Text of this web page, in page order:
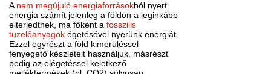
Anem megújuló energiaforrásokból nyert
energia számít jelenleg a földön a leginkább
elterjedtnek, ma főként afosszilis
tüzelőanyagok égetésével nyerünk energiát.
Ezzel egyrészt a föld kimerüléssel
fenyegető készleteit használjuk, másrészt
pedig az elégetéssel keletkező